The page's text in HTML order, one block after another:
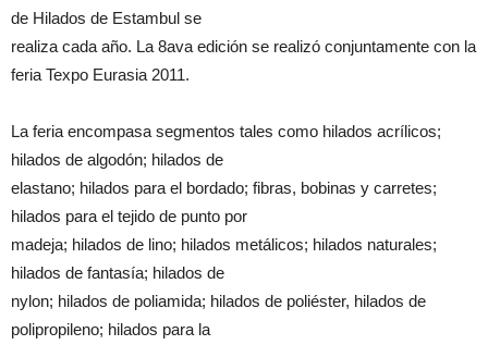
de Hilados de Estambul se
realiza cada año. La 8ava edición se realizó conjuntamente con la
feria Texpo Eurasia 2011.
La feria encompasa segmentos tales como hilados acrílicos;
hilados de algodón; hilados de
elastano; hilados para el bordado; fibras, bobinas y carretes;
hilados para el tejido de punto por
madeja; hilados de lino; hilados metálicos; hilados naturales;
hilados de fantasía; hilados de
nylon; hilados de poliamida; hilados de poliéster, hilados de
polipropileno; hilados para la